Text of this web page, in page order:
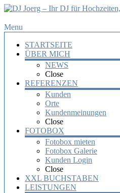
DJ
Hochzeiten,
Geburtstag
Betriebsfeiern
Menu
STARTSEITE
ÜBER MICH
NEWS
Close
REFERENZEN
Kunden
Orte
Kundenmeinungen
Close
FOTOBOX
Fotobox mieten
Fotobox Galerie
Kunden Login
Close
XXL BUCHSTABEN
LEISTUNGEN